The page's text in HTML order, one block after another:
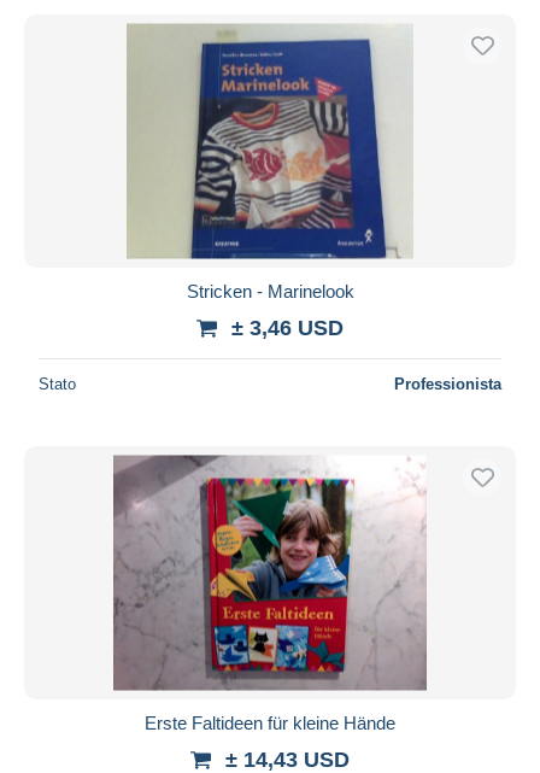
Stricken - Marinelook
± 3,46 USD
Stato Professionista
Erste Faltideen für kleine Hände
± 14,43 USD